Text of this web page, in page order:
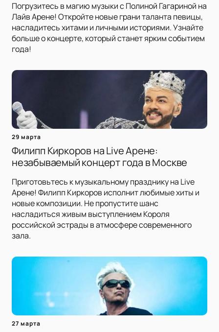
Погрузитесь в магию музыки с Полиной Гагариной на
Лайв Арене! Откройте новые грани таланта певицы,
насладитесь хитами и личными историями. Узнайте
больше о концерте, который станет ярким событием
года!
29 марта
Филипп Киркоров на Live Арене:
незабываемый концерт года в Москве
Приготовьтесь к музыкальному празднику на Live
Арене! Филипп Киркоров исполнит любимые хиты и
новые композиции. Не пропустите шанс
насладиться живым выступлением Короля
российской эстрады в атмосфере современного
зала.
27 марта